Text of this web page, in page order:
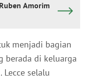
Amorim
menjadi bagian
berada di keluarga
selalu